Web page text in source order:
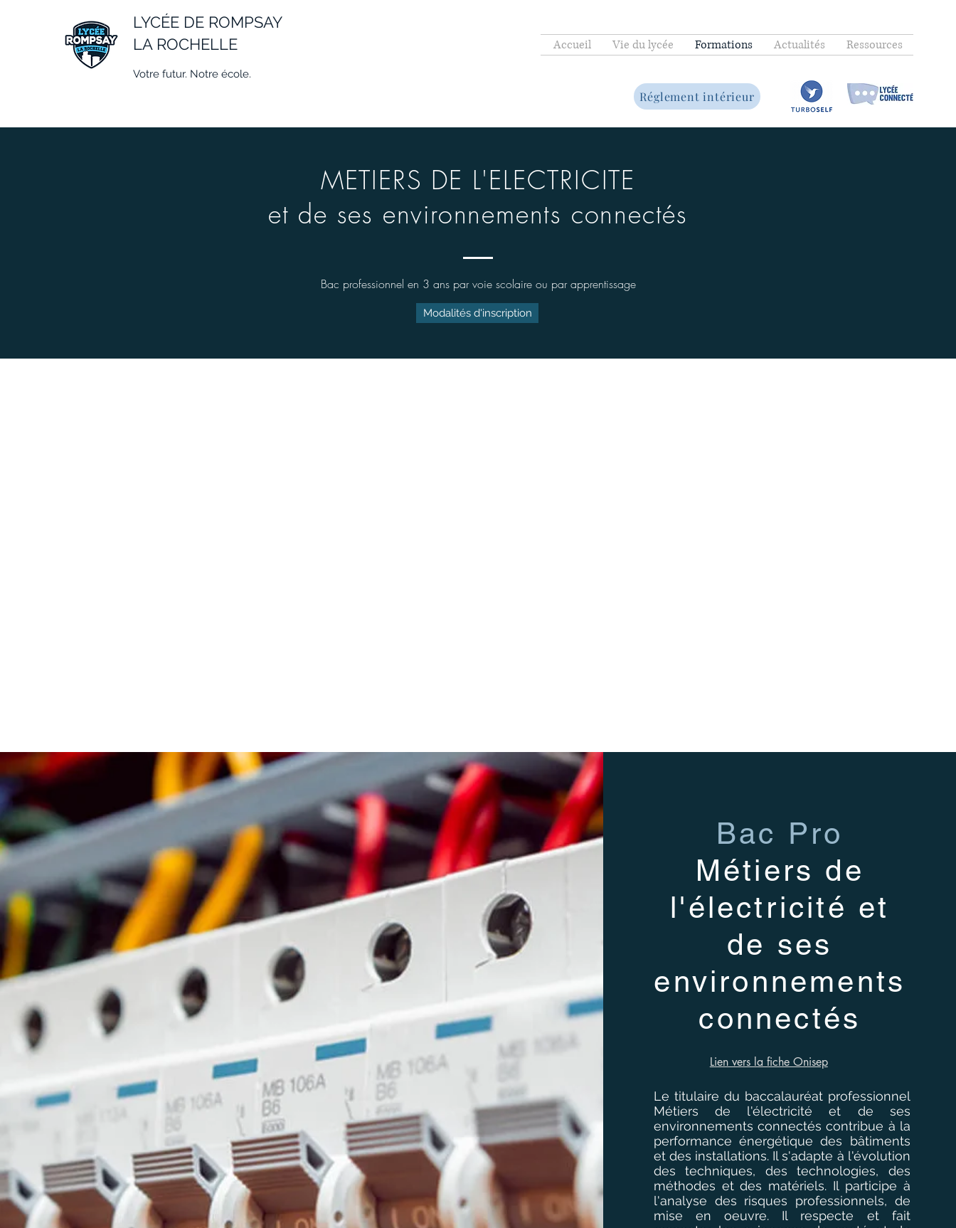
LYCÉE DE ROMPSAY
LA ROCHELLE
Votre futur. Notre école.
Accueil Vie du lycée Formations Actualités Ressources
Réglement intérieur
METIERS DE L'ELECTRICITE
et de ses environnements connectés
Bac professionnel en 3 ans par voie scolaire ou par apprentissage
Modalités d'inscription
Bac Pro
Métiers de
l'électricité et
de ses
environnements
connectés
Lien vers la fiche Onisep
Le titulaire du baccalauréat professionnel
Métiers de l'électricité et de ses
environnements connectés contribue à la
performance énergétique des bâtiments
et des installations. Il s'adapte à l'évolution
des techniques, des technologies, des
méthodes et des matériels. Il participe à
l'analyse des risques professionnels, de
mise en oeuvre. Il respecte et fait